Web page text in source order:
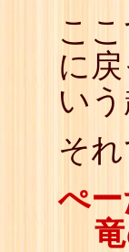
こ
に
いう
そ
ぺ